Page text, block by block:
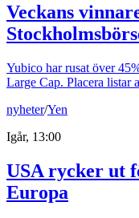
Veckans
Yubico har rusat över
Large Cap. Placera listar
nyheter/Yen
Igår, 13:00
USA rycker ut
Europa